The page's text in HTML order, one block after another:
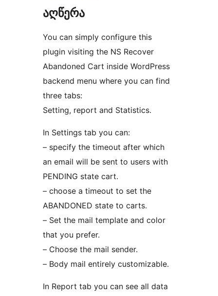
აღწერა
You can simply configure this
plugin visiting the NS Recover
Abandoned Cart inside WordPress
backend menu where you can find
three tabs:
Setting, report and Statistics.
In Settings tab you can:
– specify the timeout after which
an email will be sent to users with
PENDING state cart.
– choose a timeout to set the
ABANDONED state to carts.
– Set the mail template and color
that you prefer.
– Choose the mail sender.
– Body mail entirely customizable.
In Report tab you can see all data